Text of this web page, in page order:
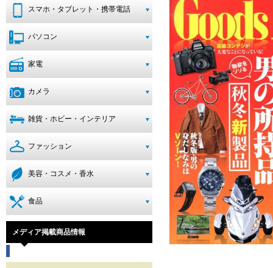
スマホ・タブレット・携帯電話
パソコン
家電
カメラ
雑貨・ホビー・インテリア
ファッション
美容・コスメ・香水
食品
メディア掲載商品情報